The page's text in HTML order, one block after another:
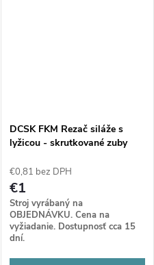
DCSK FKM Rezač siláže s
lyžicou - skrutkované zuby
€0,81 bez DPH
€1
Stroj vyrábaný na
OBJEDNÁVKU. Cena na
vyžiadanie. Dostupnosť cca 15
dní.